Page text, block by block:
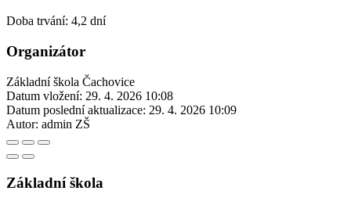
Doba trvání: 4,2 dní
Organizátor
Základní škola Čachovice
Datum vložení: 29. 4. 2026 10:08
Datum poslední aktualizace: 29. 4. 2026 10:09
Autor: admin ZŠ
Základní škola